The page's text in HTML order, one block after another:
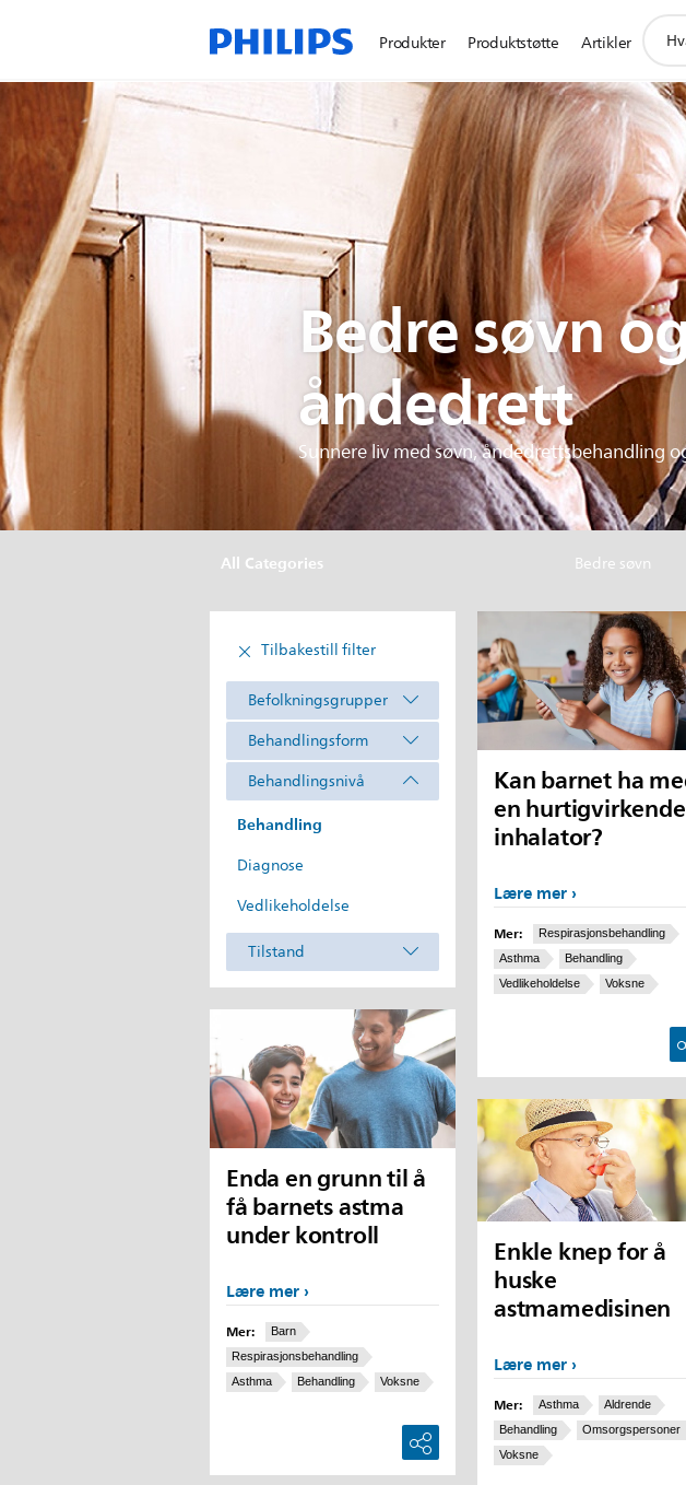
Produkter Produktstøtte Artikler
Bedre søvn
åndedrett
Sunnere liv med søvn, åndedrettsbehandling
All Categories
Tilbakestill filter
Befolkningsgrupper
Behandlingsform
Behandlingsnivå
Behandling
Diagnose
Vedlikeholdelse
Tilstand
Kan barnet ha
en hurtigvirkende
inhalator?
Lære mer
Mer:
Respirasjonsbehandling
Asthma
Behandling
Vedlikeholdelse
Voksne
Enda en grunn til å
få barnets astma
under kontroll
Lære mer
Mer:
Barn
Respirasjonsbehandling
Asthma
Behandling Voksne
Enkle knep for å
huske
astmamedisinen
Lære mer
Mer: Asthma
Aldrende
Behandling
Omsorgspersoner
Voksne
Bedre søvn